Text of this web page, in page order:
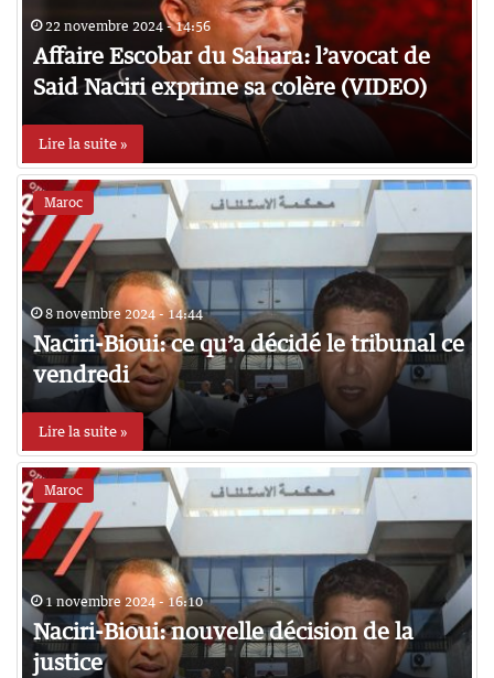
22 novembre 2024 - 14:56
Affaire Escobar du Sahara: l’avocat de
Said Naciri exprime sa colère (VIDEO)
Lire la suite »
Maroc
8 novembre 2024 - 14:44
Naciri-Bioui: ce qu’a décidé le tribunal ce
vendredi
Lire la suite »
Maroc
1 novembre 2024 - 16:10
Naciri-Bioui: nouvelle décision de la
justice